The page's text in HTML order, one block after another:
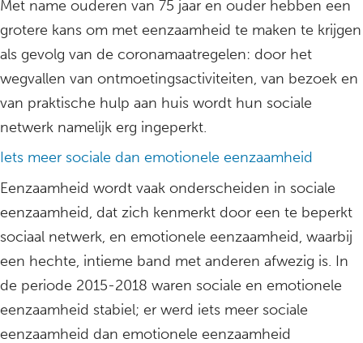
Met name ouderen van 75 jaar en ouder hebben een
grotere kans om met eenzaamheid te maken te krijgen
als gevolg van de coronamaatregelen: door het
wegvallen van ontmoetingsactiviteiten, van bezoek en
van praktische hulp aan huis wordt hun sociale
netwerk namelijk erg ingeperkt.
Iets meer sociale dan emotionele eenzaamheid
Eenzaamheid wordt vaak onderscheiden in sociale
eenzaamheid, dat zich kenmerkt door een te beperkt
sociaal netwerk, en emotionele eenzaamheid, waarbij
een hechte, intieme band met anderen afwezig is. In
de periode 2015-2018 waren sociale en emotionele
eenzaamheid stabiel; er werd iets meer sociale
eenzaamheid dan emotionele eenzaamheid